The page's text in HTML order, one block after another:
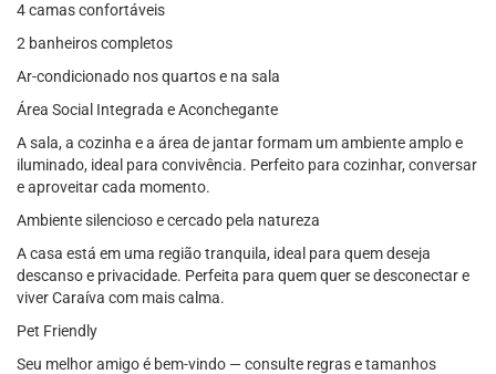
4 camas confortáveis
2 banheiros completos
Ar-condicionado nos quartos e na sala
Área Social Integrada e Aconchegante
A sala, a cozinha e a área de jantar formam um ambiente amplo e
iluminado, ideal para convivência. Perfeito para cozinhar, conversar
e aproveitar cada momento.
Ambiente silencioso e cercado pela natureza
A casa está em uma região tranquila, ideal para quem deseja
descanso e privacidade. Perfeita para quem quer se desconectar e
viver Caraíva com mais calma.
Pet Friendly
Seu melhor amigo é bem-vindo — consulte regras e tamanhos